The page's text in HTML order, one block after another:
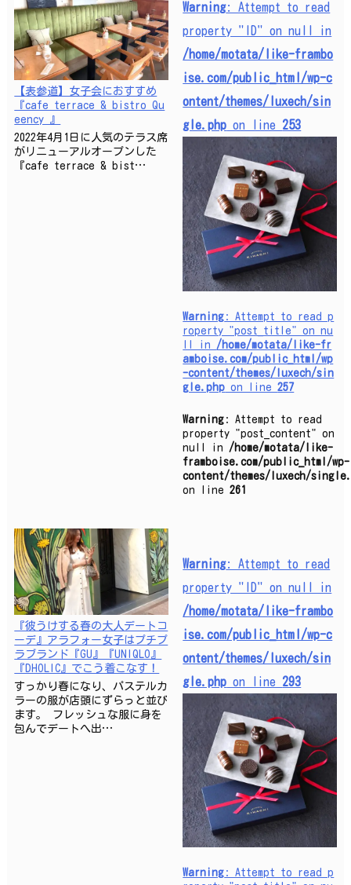
【表参道】女子会におすすめ
『cafe terrace & bistro Qu
eency 』
2022年4月1日に人気のテラス席
がリニューアルオープンした
『cafe terrace & bist…
Warning: Attempt to read
property "ID" on null in
/home/motata/like-frambo
ise.com/public_html/wp-c
ontent/themes/luxech/sin
gle.php on line 253
Warning : Attempt to read p
roperty "post_title" on nu
ll in /home/motata/like-fr
amboise.com/public_html/wp
-content/themes/luxech/sin
gle.php on line257
Warning : Attempt to read
property "post_content" on
null in /home/motata/like-
framboise.com/public_html/wp-
content/themes/luxech/
on line261
『彼うけする春の大人デートコ
ーデ』アラフォー女子はプチプ
ラブランド『GU』『UNIQLO』
『DHOLIC』でこう着こなす！
すっかり春になり、パステルカ
ラーの服が店頭にずらっと並び
ます。 フレッシュな服に身を
包んでデートへ出…
Warning: Attempt to read
property "ID" on null in
/home/motata/like-frambo
ise.com/public_html/wp-c
ontent/themes/luxech/sin
gle.php on line 293
Warning : Attempt to read p